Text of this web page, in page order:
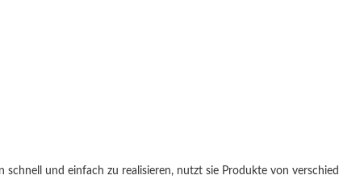
schnell und einfach zu realisieren, nutzt sie Produkte von